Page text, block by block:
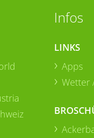
Infos
LINKS
Apps
Wetter